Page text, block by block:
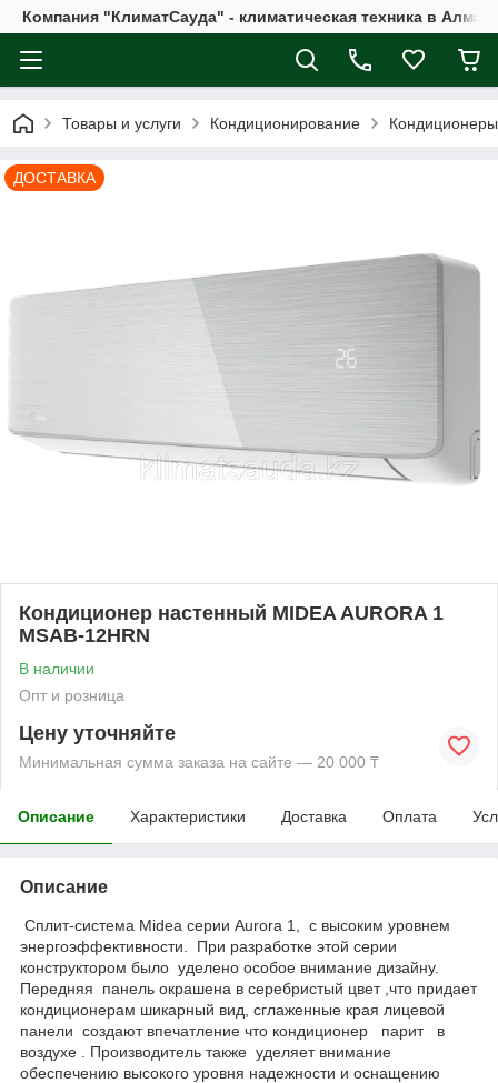
Компания "КлиматСауда" - климатическая техника в
Товары и услуги Кондиционирование
ДОСТАВКА
Кондиционер настенный MIDEA AURORA 1
MSAB-12HRN
В наличии
Опт и розница
Цену уточняйте
Минимальная сумма заказа на сайте — 20 000 ₸
Описание Характеристики Доставка Оплата
Описание
Сплит-система Midea серии Aurora 1, с высоким уровнем
энергоэффективности. При разработке этой серии
конструктором было уделено особое внимание дизайну.
Передняя панель окрашена в серебристый цвет ,что придает
кондиционерам шикарный вид, сглаженные края лицевой
панели создают впечатление что кондиционер парит в
воздухе . Производитель также уделяет внимание
обеспечению высокого уровня надежности и оснащению